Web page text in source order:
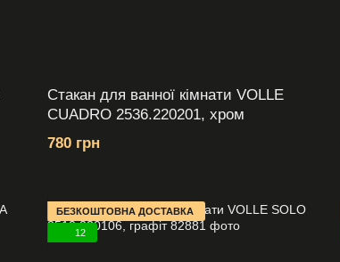
Стакан для ванної кімнати VOLLE
CUADRO 2536.220201, хром
780 грн
БЕЗКОШТОВНА ДОСТАВКА
12